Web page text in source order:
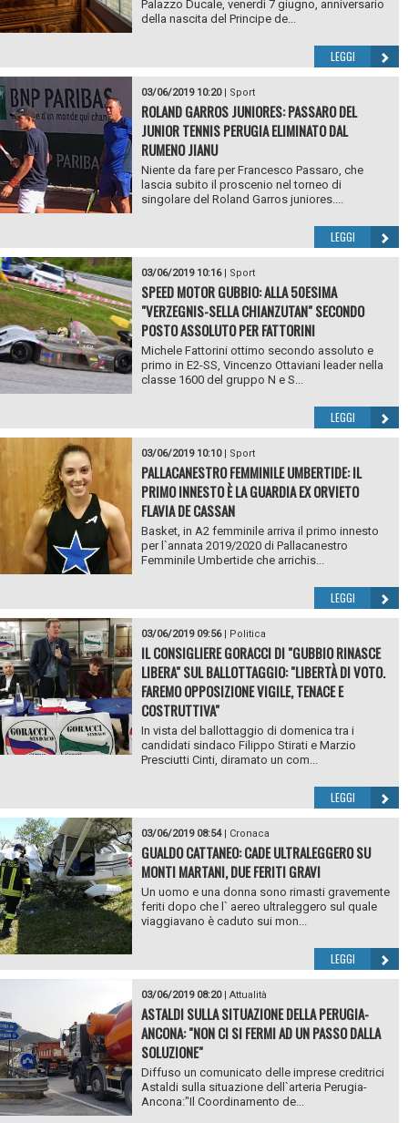
Palazzo Ducale, venerdì 7 giugno, anniversario
della nascita del Principe de...
LEGGI
03/06/2019 10:20| Sport
ROLAND GARROS JUNIORES: PASSARO DEL
JUNIOR TENNIS PERUGIA ELIMINATO DAL
RUMENO JIANU
Niente da fare per Francesco Passaro, che
lascia subito il proscenio nel torneo di
singolare del Roland Garros juniores....
LEGGI
03/06/2019 10:16| Sport
SPEED MOTOR GUBBIO: ALLA 50ESIMA
"VERZEGNIS-SELLA CHIANZUTAN" SECONDO
POSTO ASSOLUTO PER FATTORINI
Michele Fattorini ottimo secondo assoluto e
primo in E2-SS, Vincenzo Ottaviani leader nella
classe 1600 del gruppo N e S...
LEGGI
03/06/2019 10:10| Sport
PALLACANESTRO FEMMINILE UMBERTIDE: IL
PRIMO INNESTO È LA GUARDIA EX ORVIETO
FLAVIA DE CASSAN
Basket, in A2 femminile arriva il primo innesto
per l`annata 2019/2020 di Pallacanestro
Femminile Umbertide che arrichis...
LEGGI
03/06/2019 09:56| Politica
IL CONSIGLIERE GORACCI DI "GUBBIO RINASCE
LIBERA" SUL BALLOTTAGGIO: "LIBERTÀ DI VOTO.
FAREMO OPPOSIZIONE VIGILE, TENACE E
COSTRUTTIVA"
In vista del ballottaggio di domenica tra i
candidati sindaco Filippo Stirati e Marzio
Presciutti Cinti, diramato un com...
LEGGI
03/06/2019 08:54| Cronaca
GUALDO CATTANEO: CADE ULTRALEGGERO SU
MONTI MARTANI, DUE FERITI GRAVI
Un uomo e una donna sono rimasti gravemente
feriti dopo che l` aereo ultraleggero sul quale
viaggiavano è caduto sui mon...
LEGGI
03/06/2019 08:20| Attualità
ASTALDI SULLA SITUAZIONE DELLA PERUGIA-
ANCONA: "NON CI SI FERMI AD UN PASSO DALLA
SOLUZIONE"
Diffuso un comunicato delle imprese creditrici
Astaldi sulla situazione dell`arteria Perugia-
Ancona:"Il Coordinamento de...